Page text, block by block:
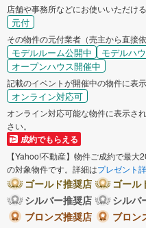
店舗や事務所などにお使いいただけ
元付
その物件の元付業者（売主から直接
モデルルーム公開中 モデルハ
オープンハウス開催中
記載のイベントが開催中の物件に表示
オンライン対応可
オンライン対応可能な物件に表示さ
さい。
成約でもらえる
【Yahoo!不動産】物件ご成約で最
の対象物件です。詳細はプレゼント
ゴールド推奨店
ゴール
シルバー推奨店
シルバ
ブロンズ推奨店
ブロン